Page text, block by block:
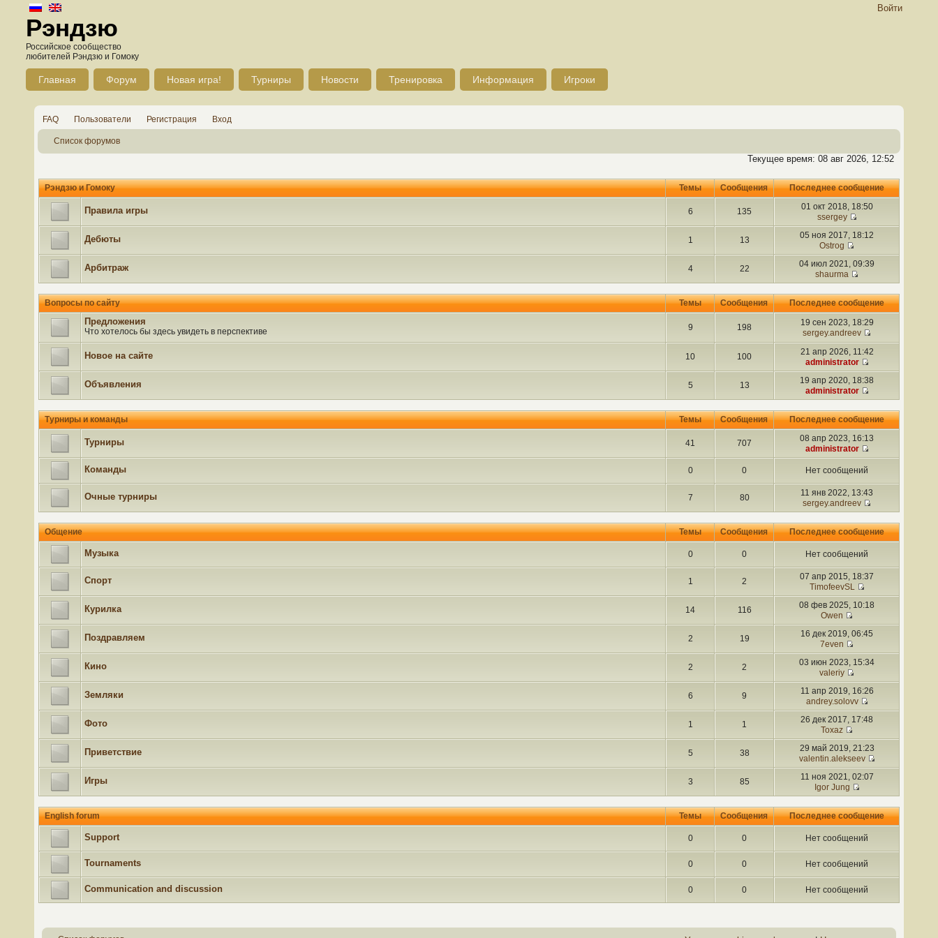
Войти
Рэндзю
Российское сообщество
любителей Рэндзю и Гомоку
Главная Форум Новая игра! Турниры Новости Тренировка Информация Игроки
FAQ Пользователи Регистрация Вход
Список форумов
Текущее время: 08 авг 2026, 12:52
Рэндзю и Гомоку Темы Сообщения Последнее сообщение
Правила игры 6 135
01 окт 2018, 18:50
ssergey
Дебюты 1 13
05 ноя 2017, 18:12
Ostrog
Арбитраж 4 22
04 июл 2021, 09:39
shaurma
Вопросы по сайту Темы Сообщения Последнее сообщение
Предложения
Что хотелось бы здесь увидеть в перспективе 9 198
19 сен 2023, 18:29
sergey.andreev
Новое на сайте 10 100
21 апр 2026, 11:42
administrator
Объявления 5 13
19 апр 2020, 18:38
administrator
Турниры и команды Темы Сообщения Последнее сообщение
Турниры 41 707
08 апр 2023, 16:13
administrator
Команды 0 0 Нет сообщений
Очные турниры 7 80
11 янв 2022, 13:43
sergey.andreev
Общение Темы Сообщения Последнее сообщение
Музыка 0 0 Нет сообщений
Спорт 1 2
07 апр 2015, 18:37
TimofeevSL
Курилка 14 116
08 фев 2025, 10:18
Owen
Поздравляем 2 19
16 дек 2019, 06:45
7even
Кино 2 2
03 июн 2023, 15:34
valeriy
Земляки 6 9
11 апр 2019, 16:26
andrey.solovv
Фото 1 1
26 дек 2017, 17:48
Toxaz
Приветствие 5 38
29 май 2019, 21:23
valentin.alekseev
Игры 3 85
11 ноя 2021, 02:07
Igor Jung
English forum Темы Сообщения Последнее сообщение
Support 0 0 Нет сообщений
Tournaments 0 0 Нет сообщений
Communication and discussion 0 0 Нет сообщений